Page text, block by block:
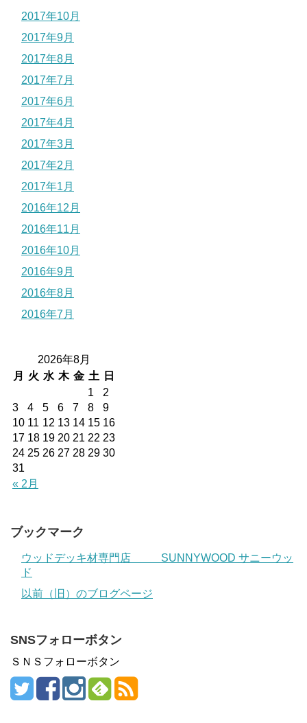
2017年10月
2017年9月
2017年8月
2017年7月
2017年6月
2017年4月
2017年3月
2017年2月
2017年1月
2016年12月
2016年11月
2016年10月
2016年9月
2016年8月
2016年7月
2026年8月
月
火 水 木 金 土 日
« 2月
1
2
3
4 5 6 7 8
9
10 11 12 13 14 15 16
17 18 19 20 21 22 23
24 25 26 27 28 29 30
31
ブックマーク
ウッドデッキ材専門店 SUNNYWOOD サニーウッ
ド
以前（旧）のブログページ
SNSフォローボタン
ＳＮＳフォローボタン